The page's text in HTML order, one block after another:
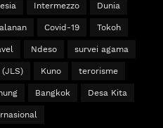
Intermezzo Dunia
Covid-19 Tokoh
Ndeso survei agama
Kuno terorisme
Bangkok Desa Kita